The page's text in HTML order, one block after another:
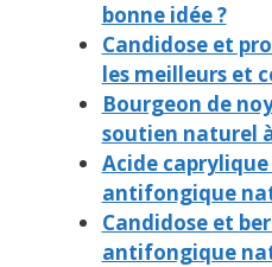
bonne idée ?
Candidose et
les meilleurs et
Bourgeon de
soutien naturel
Acide
antifongique
Candidose et
antifongique